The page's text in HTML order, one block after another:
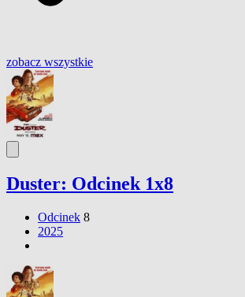
zobacz wszystkie
Duster: Odcinek 1x8
Odcinek 8
2025